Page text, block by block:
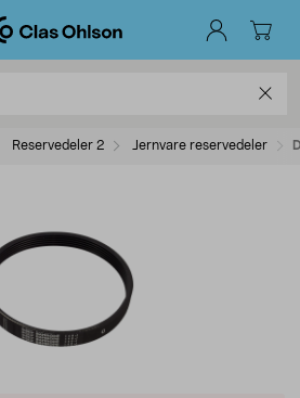
Reservedeler 2 Jernvare reservedeler